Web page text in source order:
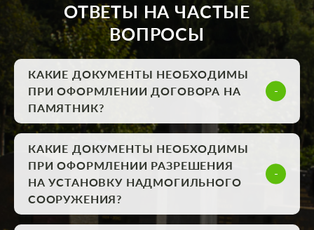
ОТВЕТЫ НА ЧАСТЫЕ
ВОПРОСЫ
КАКИЕ ДОКУМЕНТЫ НЕОБХОДИМЫ
ПРИ ОФОРМЛЕНИИ ДОГОВОРА НА
ПАМЯТНИК?
КАКИЕ ДОКУМЕНТЫ НЕОБХОДИМЫ
ПРИ ОФОРМЛЕНИИ РАЗРЕШЕНИЯ
НА УСТАНОВКУ НАДМОГИЛЬНОГО
СООРУЖЕНИЯ?